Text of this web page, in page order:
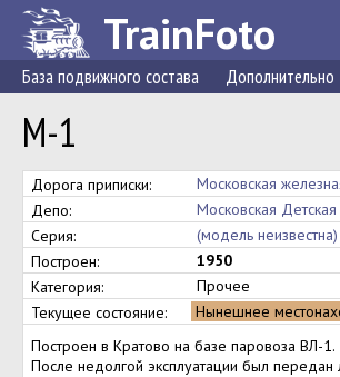
TrainFoto
База подвижного состава Дополнительно
М-1
Дорога приписки:
Московская
Депо:
Московская
Серия:
(модель неизвестна)
Построен:
1950
Категория:
Прочее
Текущее состояние:
Нынешнее
Построен в Кратово на базе паровоза ВЛ-1.
После недолгой эксплуатации был передан